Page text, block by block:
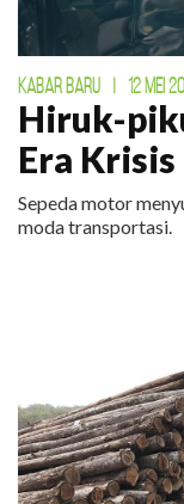
KABAR BARU | 12 MEI
Hiruk-
Era
Sepeda motor
moda transportasi.